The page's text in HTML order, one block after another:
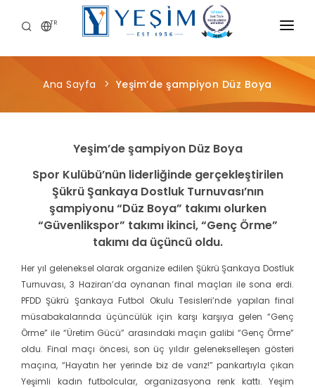
TR
KURUMSAL
ÜRÜNLERIMIZ
SÜRDÜRÜLEBILIRLIK
MEDYA MERKEZI
Ana Sayfa Yeşim’de şampiyon Düz Boya
Yeşim’de şampiyon Düz Boya
Spor Kulübü’nün liderliğinde gerçekleştirilen
Şükrü Şankaya Dostluk Turnuvası’nın
şampiyonu “Düz Boya” takımı olurken
“Güvenlikspor” takımı ikinci, “Genç Örme”
takımı da üçüncü oldu.
Her yıl geleneksel olarak organize edilen Şükrü Şankaya Dostluk
Turnuvası, 3 Haziran’da oynanan final maçları ile sona erdi.
PFDD Şükrü Şankaya Futbol Okulu Tesisleri’nde yapılan final
müsabakalarında üçüncülük için karşı karşıya gelen “Genç
Örme” ile “Üretim Gücü” arasındaki maçın galibi “Genç Örme”
oldu. Final maçı öncesi, son üç yıldır gelenekselleşen gösteri
maçına, “Hayatın her yerinde biz de varız!” pankartıyla çıkan
Yeşimli kadın futbolcular, organizasyona renk kattı. Yeşim